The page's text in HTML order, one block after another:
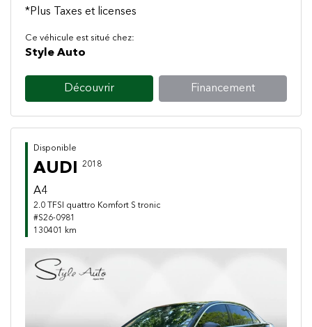
*Plus Taxes et licenses
Ce véhicule est situé chez:
Style Auto
Découvrir Financement
Disponible
AUDI 2018
A4
2.0 TFSI quattro Komfort S tronic
#S26-0981
130401 km